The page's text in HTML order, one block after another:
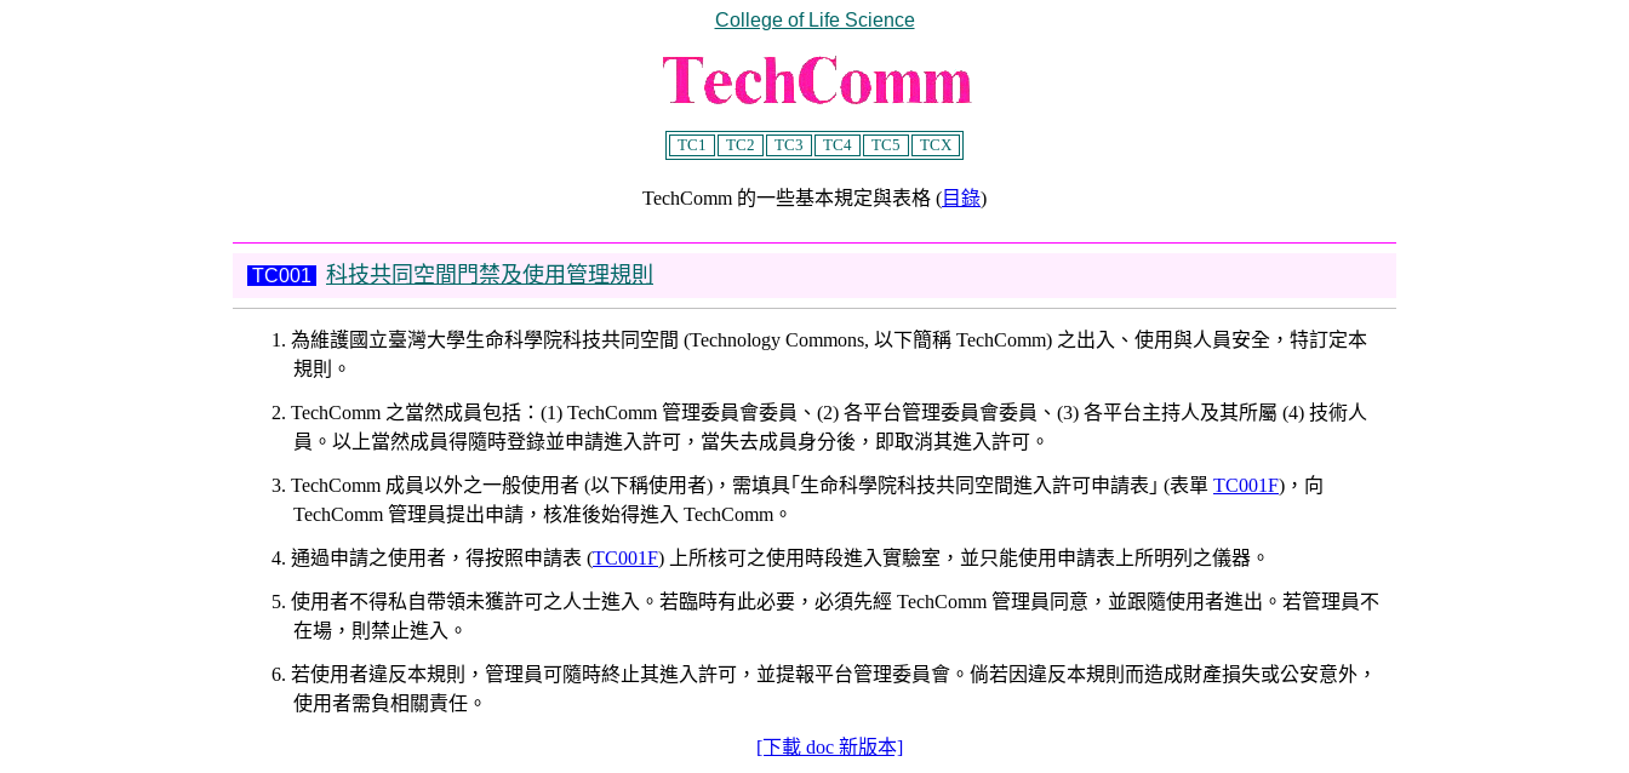
College of Life Science
TC1 TC2 TC3 TC4 TC5 TCX
TechComm 的一些基本規定與表格 (目錄)
TC001 科技共同空間門禁及使用管理規則
1. 為維護國立臺灣大學生命科學院科技共同空間 (Technology Commons, 以下簡稱 TechComm) 之出入、使用與人員安全，特訂定本
規則。
2. TechComm 之當然成員包括：(1) TechComm 管理委員會委員、(2) 各平台管理委員會委員、(3) 各平台主持人及其所屬 (4) 技術人
員。以上當然成員得隨時登錄並申請進入許可，當失去成員身分後，即取消其進入許可。
3. TechComm 成員以外之一般使用者 (以下稱使用者)，需填具｢生命科學院科技共同空間進入許可申請表｣ (表單 TC001F)，向
TechComm 管理員提出申請，核准後始得進入 TechComm。
4. 通過申請之使用者，得按照申請表 (TC001F) 上所核可之使用時段進入實驗室，並只能使用申請表上所明列之儀器。
5. 使用者不得私自帶領未獲許可之人士進入。若臨時有此必要，必須先經 TechComm 管理員同意，並跟隨使用者進出。若管理員不
在場，則禁止進入。
6. 若使用者違反本規則，管理員可隨時終止其進入許可，並提報平台管理委員會。倘若因違反本規則而造成財產損失或公安意外，
使用者需負相關責任。
[下載 doc 新版本]